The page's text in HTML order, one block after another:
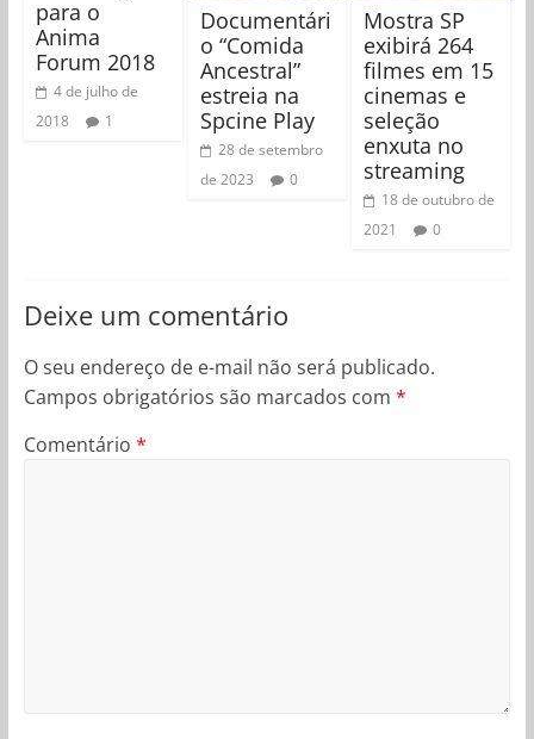
para o
Anima
Forum 2018
4 de julho de
2018
1
Documentári
o “Comida
Ancestral”
estreia na
Spcine Play
28 de setembro
de 2023
0
Mostra SP
exibirá 264
filmes em 15
cinemas e
seleção
enxuta no
streaming
18 de outubro de
2021
0
Deixe um comentário
O seu endereço de e-mail não será publicado.
Campos obrigatórios são marcados com *
Comentário *